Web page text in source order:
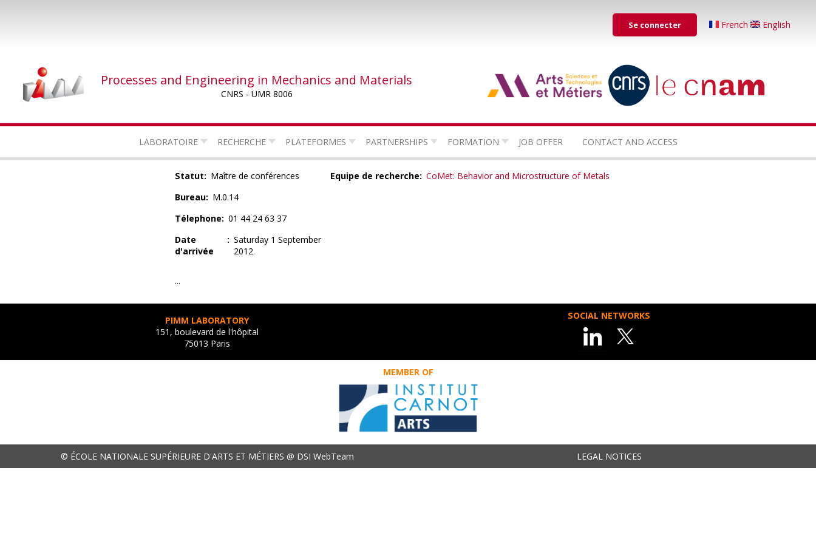
Menu
du
de
l'utilisateur
Se connecter French English
Processes and Engineering in Mechanics and Materials
CNRS - UMR 8006
LABORATOIRE RECHERCHE PLATEFORMES PARTNERSHIPS FORMATION JOB OFFER CONTACT AND ACCESS
Statut
Maître de conférences
Bureau
M.0.14
Télephone
01 44 24 63 37
Date
d'arrivée
Saturday 1 September
2012
Equipe de recherche CoMet: Behavior and Microstructure of Metals
...
PIMM LABORATORY
151, boulevard de l'hôpital
75013 Paris
SOCIAL NETWORKS
MEMBER OF
© ÉCOLE NATIONALE SUPÉRIEURE D'ARTS ET MÉTIERS @ DSI WebTeam LEGAL NOTICES